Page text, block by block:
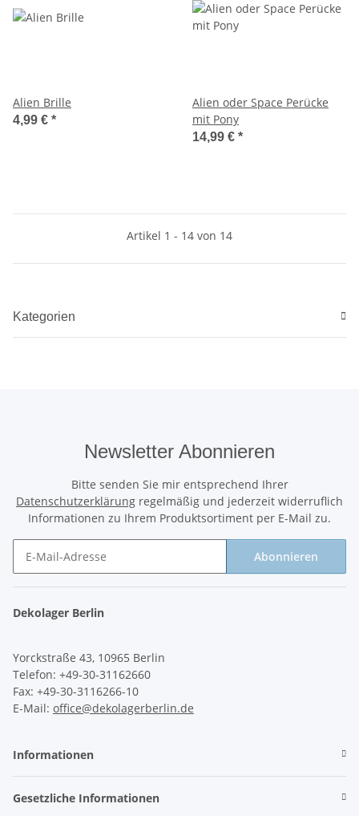
Alien Brille
4,99 € *
Alien oder Space Perücke
mit Pony
14,99 € *
Artikel 1 - 14 von 14
Kategorien
Newsletter Abonnieren
Bitte senden Sie mir entsprechend Ihrer
Datenschutzerklärung regelmäßig und jederzeit widerruflich
Informationen zu Ihrem Produktsortiment per E-Mail zu.
Abonnieren
Dekolager Berlin
Yorckstraße 43, 10965 Berlin
Telefon: +49-30-31162660
Fax: +49-30-3116266-10
E-Mail: office@dekolagerberlin.de
Informationen
Gesetzliche Informationen